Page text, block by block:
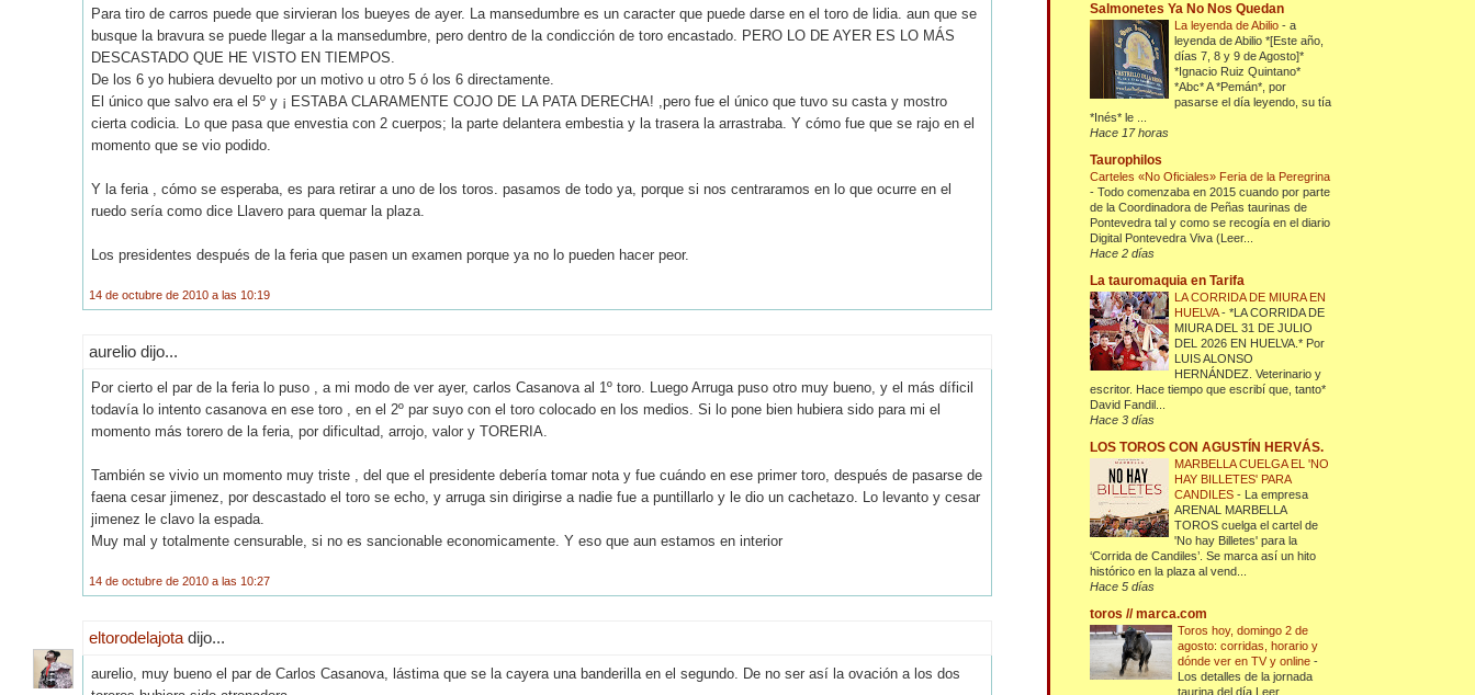
Para tiro de carros puede que sirvieran los bueyes de ayer. La mansedumbre es un caracter que puede darse en el toro de lidia. aun que se
busque la bravura se puede llegar a la mansedumbre, pero dentro de la condicción de toro encastado. PERO LO DE AYER ES LO MÁS
DESCASTADO QUE HE VISTO EN TIEMPOS.
De los 6 yo hubiera devuelto por un motivo u otro 5 ó los 6 directamente.
El único que salvo era el 5º y ¡ ESTABA CLARAMENTE COJO DE LA PATA DERECHA! ,pero fue el único que tuvo su casta y mostro
cierta codicia. Lo que pasa que envestia con 2 cuerpos; la parte delantera embestia y la trasera la arrastraba. Y cómo fue que se rajo en el
momento que se vio podido.
Y la feria , cómo se esperaba, es para retirar a uno de los toros. pasamos de todo ya, porque si nos centraramos en lo que ocurre en el
ruedo sería como dice Llavero para quemar la plaza.
Los presidentes después de la feria que pasen un examen porque ya no lo pueden hacer peor.
14 de octubre de 2010 a las 10:19
aurelio dijo...
Por cierto el par de la feria lo puso , a mi modo de ver ayer, carlos Casanova al 1º toro. Luego Arruga puso otro muy bueno, y el más díficil
todavía lo intento casanova en ese toro , en el 2º par suyo con el toro colocado en los medios. Si lo pone bien hubiera sido para mi el
momento más torero de la feria, por dificultad, arrojo, valor y TORERIA.
También se vivio un momento muy triste , del que el presidente debería tomar nota y fue cuándo en ese primer toro, después de pasarse de
faena cesar jimenez, por descastado el toro se echo, y arruga sin dirigirse a nadie fue a puntillarlo y le dio un cachetazo. Lo levanto y cesar
jimenez le clavo la espada.
Muy mal y totalmente censurable, si no es sancionable economicamente. Y eso que aun estamos en interior
14 de octubre de 2010 a las 10:27
eltorodelajota dijo...
aurelio, muy bueno el par de Carlos Casanova, lástima que se la cayera una banderilla en el segundo. De no ser así la ovación a los dos
Salmonetes Ya No Nos Quedan
La leyenda de Abilio-a
leyenda de Abilio *[Este año,
días 7, 8 y 9 de Agosto]*
*Ignacio Ruiz Quintano*
*Abc* A *Pemán*, por
pasarse el día leyendo, su tía
*Inés* le ...
Hace 17 horas
Taurophilos
Carteles «No Oficiales» Feria de la Peregrina
-Todo comenzaba en 2015 cuando por parte
de la Coordinadora de Peñas taurinas de
Pontevedra tal y como se recogía en el diario
Digital Pontevedra Viva (Leer...
Hace 2 días
La tauromaquia en Tarifa
LA CORRIDA DE MIURA EN
HUELVA-*LA CORRIDA DE
MIURA DEL 31 DE JULIO
DEL 2026 EN HUELVA.* Por
LUIS ALONSO
HERNÁNDEZ. Veterinario y
escritor. Hace tiempo que escribí que, tanto*
David Fandil...
Hace 3 días
LOS TOROS CON AGUSTÍN HERVÁS.
MARBELLA CUELGA EL 'NO
HAY BILLETES' PARA
CANDILES- La empresa
ARENAL MARBELLA
TOROS cuelga el cartel de
'No hay Billetes' para la
‘Corrida de Candiles’. Se marca así un hito
histórico en la plaza al vend...
Hace 5 días
toros // marca.com
Toros hoy, domingo 2 de
agosto: corridas, horario y
dónde ver en TV y online-
Los detalles de la jornada
taurina del día Leer